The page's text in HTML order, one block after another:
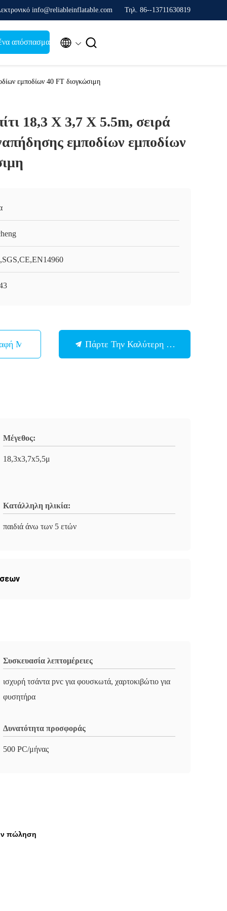
info@reliableinflatable.com Τηλ. 86--13711630819
απόσπασμα  
εμποδίων 40 FT διογκώσιμη
18,3 X 3,7 X 5.5m, σειρά
εμποδίων εμποδίων
Με Πάρτε Την Καλύτερη Τιμή
Μέγεθος:
18,3x3,7x5,5μ
Κατάλληλη ηλικία:
παιδιά άνω των 5 ετών
Συσκευασία λεπτομέρειες
ισχυρή τσάντα pvc για φουσκωτά, χαρτοκιβώτιο για
φυσητήρα
Δυνατότητα προσφοράς
500 PC/μήνας
πώληση